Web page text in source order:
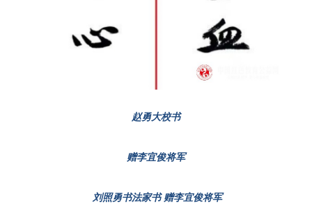
赵勇大校书
赠李宜俊将军
刘照勇书法家书 赠李宜俊将军